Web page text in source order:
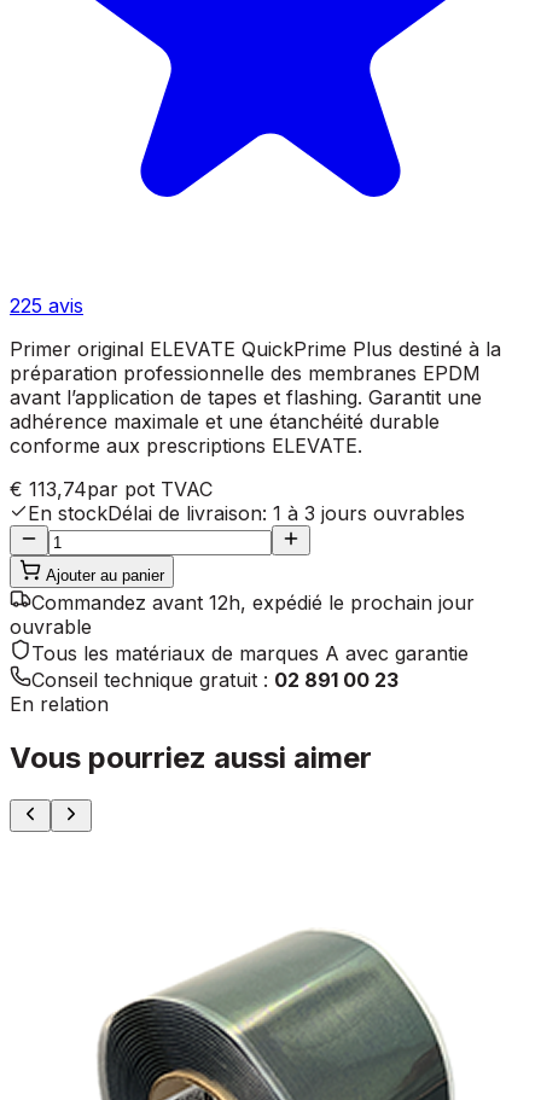
225 avis
Primer original ELEVATE QuickPrime Plus destiné à la
préparation professionnelle des membranes EPDM
avant l’application de tapes et flashing. Garantit une
adhérence maximale et une étanchéité durable
conforme aux prescriptions ELEVATE.
€ 113,74par pot TVAC
En stockDélai de livraison: 1 à 3 jours ouvrables
Ajouter au panier
Commandez avant 12h, expédié le prochain jour
ouvrable
Tous les matériaux de marques A avec garantie
Conseil technique gratuit : 02 891 00 23
En relation
Vous pourriez aussi aimer